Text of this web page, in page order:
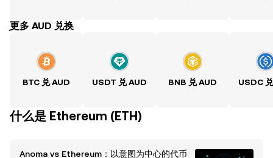
ִִִִִִִִִִִִִִִִִִִִִִִִִִִִִִִִִִִִִִִִִִִִִִִִ更多 AUD 兑换
BTC 兑 AUD USDT 兑 AUD BNB 兑 AUD USDC
什么是 Ethereum (ETH)
Anoma vs Ethereum：以意图为中心的代币